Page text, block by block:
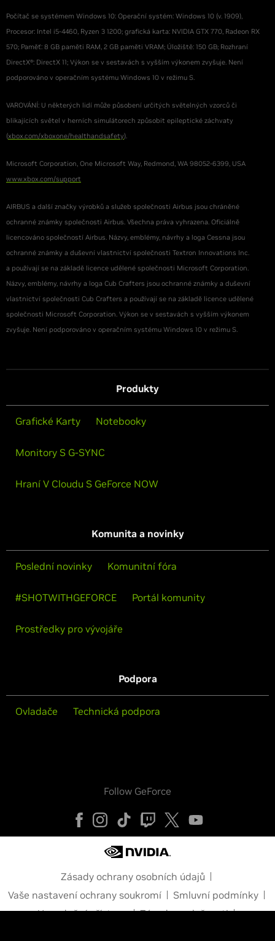
Počítač se systémem Windows 10: Operační systém: Windows 10 (v. 1909),
Procesor: Intel i5-4460, Ryzen 3 1200; grafická karta: NVIDIA GTX 770, Radeon RX
570; Paměť: 8 GB paměti RAM, 2 GB paměti VRAM; Úložiště: 150 GB; Rozhraní
DirectX®: DirectX 11; Výkon se v sestavách s vyšším výkonem zvyšuje. Není
podporováno v operačním systému Windows 10 v režimu S.
VAROVÁNÍ: U některých lidí může působení určitých světelných vzorců či
blikajících světel v herních simulátorech způsobit epileptické záchvaty
(xbox.com/xboxone/healthandsafety).
Microsoft Corporation, One Microsoft Way, Redmond, WA 98052-6399, USA
www.xbox.com/support
AIRBUS a další značky výrobků a služeb společnosti Airbus jsou chráněné
ochranné známky společnosti Airbus. Všechna práva vyhrazena. Oficiálně
licencováno společností Airbus. Názvy, emblémy, návrhy a loga Cessna jsou
ochranné známky a duševní vlastnictví společnosti Textron Innovations Inc.
a používají se na základě licence udělené společnosti Microsoft Corporation.
Názvy, emblémy, návrhy a loga Cub Crafters jsou ochranné známky a duševní
vlastnictví společnosti Cub Crafters a používají se na základě licence udělené
společnosti Microsoft Corporation. Výkon se v sestavách s vyšším výkonem
zvyšuje. Není podporováno v operačním systému Windows 10 v režimu S.
Produkty
Grafické Karty Notebooky
Monitory S G-SYNC
Hraní V Cloudu S GeForce NOW
Komunita a novinky
Poslední novinky Komunitní fóra
#SHOTWITHGEFORCE Portál komunity
Prostředky pro vývojáře
Podpora
Ovladače Technická podpora
Follow GeForce
Zásady ochrany osobních údajů
Vaše nastavení ochrany soukromí
Smluvní podmínky
Usnadnění přístupu
Zásady společnosti